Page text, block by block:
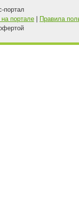
портал
портале
Правила